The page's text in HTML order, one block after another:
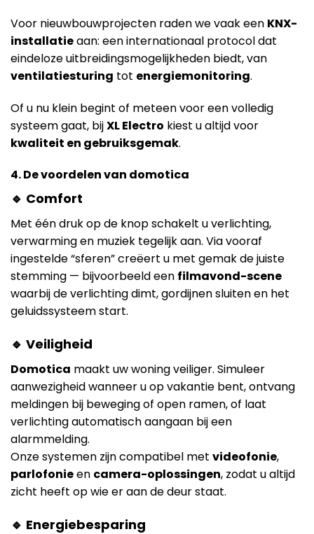
Voor nieuwbouwprojecten raden we vaak een KNX-
installatieaan: een internationaal protocol dat
eindeloze uitbreidingsmogelijkheden biedt, van
ventilatiesturing tot energiemonitoring.
Of u nu klein begint of meteen voor een volledig
systeem gaat, bijXL Electro kiest u altijd voor
kwaliteit en gebruiksgemak.
4. De voordelen van domotica
🔹 Comfort
Met één druk op de knop schakelt u verlichting,
verwarming en muziek tegelijk aan. Via vooraf
ingestelde “sferen” creëert u met gemak de juiste
stemming — bijvoorbeeld een filmavond-scene
waarbij de verlichting dimt, gordijnen sluiten en het
geluidssysteem start.
🔹 Veiligheid
Domotica maakt uw woning veiliger. Simuleer
aanwezigheid wanneer u op vakantie bent, ontvang
meldingen bij beweging of open ramen, of laat
verlichting automatisch aangaan bij een
alarmmelding.
Onze systemen zijn compatibel met videofonie,
parlofonieen camera-oplossingen, zodat u altijd
zicht heeft op wie er aan de deur staat.
🔹 Energiebesparing